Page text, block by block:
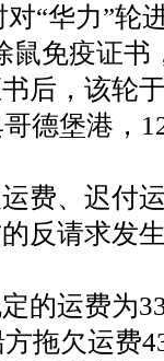
“华力”轮
鼠免疫证书
后，该轮
德堡港，
、迟付运
反请求发
运费为
拖欠运费